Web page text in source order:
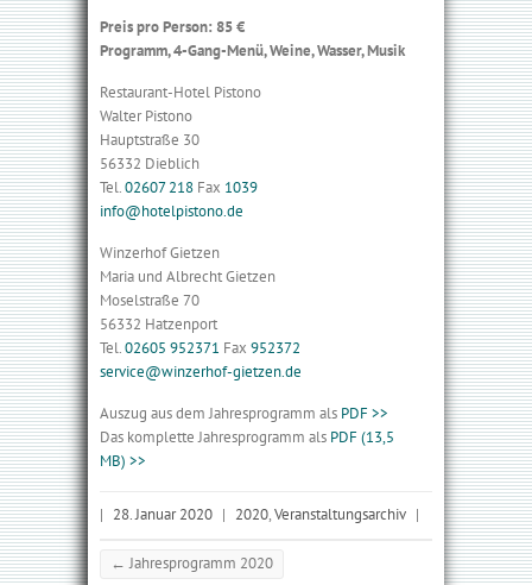
Preis pro Person: 85 €
Programm, 4-Gang-Menü, Weine, Wasser, Musik
Restaurant-Hotel Pistono
Walter Pistono
Hauptstraße 30
56332 Dieblich
Tel.02607 218 Fax 1039
info@hotelpistono.de
Winzerhof Gietzen
Maria und Albrecht Gietzen
Moselstraße 70
56332 Hatzenport
Tel.02605 952371 Fax 952372
service@winzerhof-gietzen.de
Auszug aus dem Jahresprogramm als PDF >>
Das komplette Jahresprogramm als PDF (13,5
MB) >>
| 28. Januar 2020 | 2020,Veranstaltungsarchiv |
← Jahresprogramm 2020